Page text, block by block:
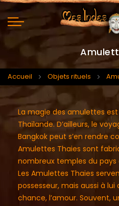
Accueil Objets rituels
La magie des amulettes
Thaïlande. D’ailleurs, le
Bangkok peut s’en rendre
Amulettes Thaies sont
nombreux temples du pays
Les Amulettes Thaies
possesseur, mais aussi à
chance, l’amour. Souvent,